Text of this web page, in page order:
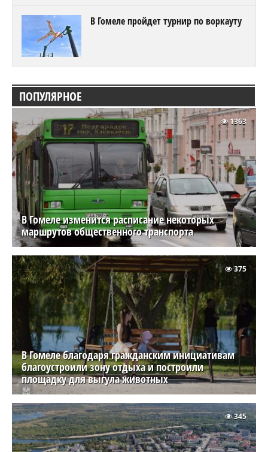
В Гомеле пройдет турнир по воркауту
ПОПУЛЯРНОЕ
В Гомеле изменится расписание некоторых
маршрутов общественного транспорта
1363
В Гомеле благодаря гражданским инициативам
благоустроили зону отдыха и построили
площадку для выгула животных
375
345